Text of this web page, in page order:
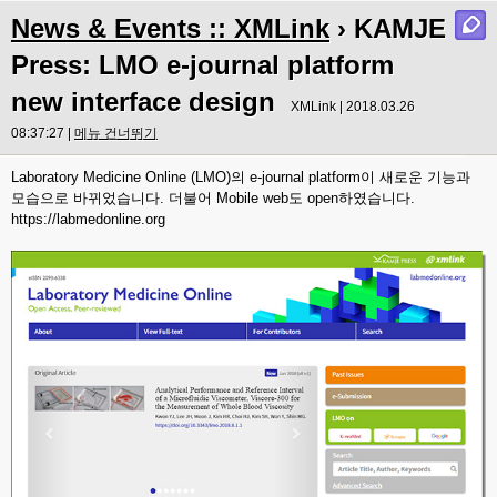
News & Events :: XMLink › KAMJE
Press: LMO e-journal platform
new interface design
XMLink | 2018.03.26
08:37:27 | 메뉴 건너뛰기
Laboratory Medicine Online (LMO)의 e-journal platform이 새로운 기능과
모습으로 바뀌었습니다. 더불어 Mobile web도 open하였습니다.
https://labmedonline.org